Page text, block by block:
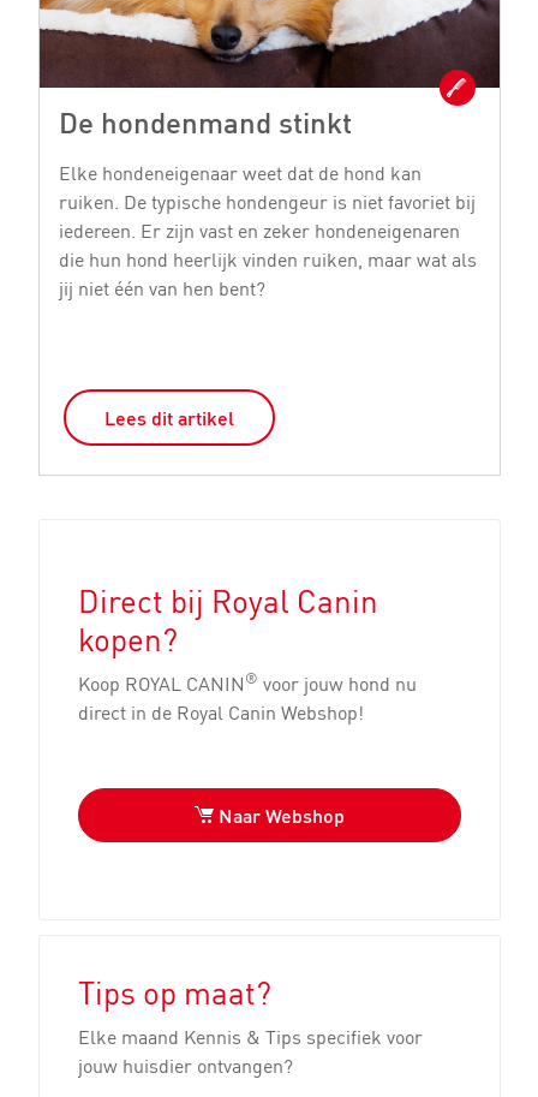
De hondenmand stinkt
Elke hondeneigenaar weet dat de hond kan
ruiken. De typische hondengeur is niet favoriet bij
iedereen. Er zijn vast en zeker hondeneigenaren
die hun hond heerlijk vinden ruiken, maar wat als
jij niet één van hen bent?
Lees dit artikel
Direct bij Royal Canin
kopen?
Koop ROYAL CANIN® voor jouw hond nu
direct in de Royal Canin Webshop!
Naar Webshop
Tips op maat?
Elke maand Kennis & Tips specifiek voor
jouw huisdier ontvangen?